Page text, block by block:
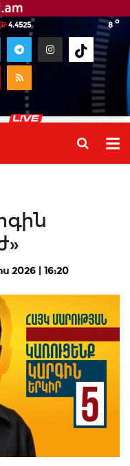
8 o
4.4525
2026 | 16:20